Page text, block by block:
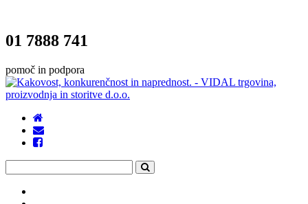
01 7888 741
pomoč in podpora